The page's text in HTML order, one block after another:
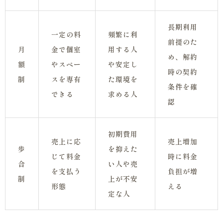
月
額
制
一定の料
金で個室
やスペー
スを専有
できる
頻繁に利
用する人
や安定し
た環境を
求める人
長期利用
前提のた
め、解約
時の契約
条件を確
認
歩
合
制
売上に応
じて料金
を支払う
形態
初期費用
を抑えた
い人や売
上が不安
定な人
売上増加
時に料金
負担が増
える